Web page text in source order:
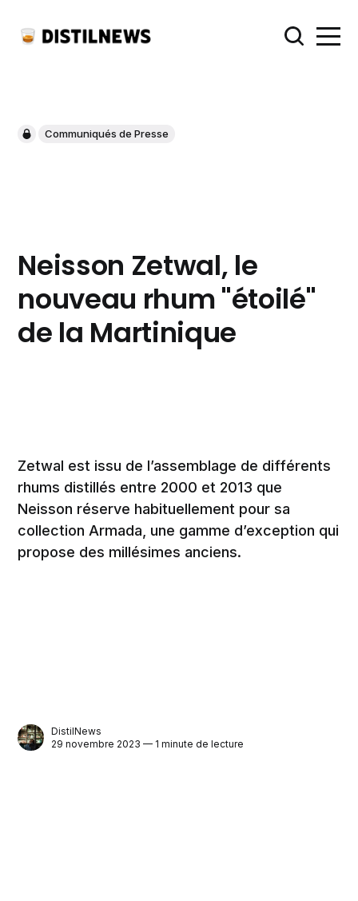
Communiqués de Presse
Neisson Zetwal, le
nouveau rhum "étoilé"
de la Martinique
Zetwal est issu de l’assemblage de différents
rhums distillés entre 2000 et 2013 que
Neisson réserve habituellement pour sa
collection Armada, une gamme d’exception qui
propose des millésimes anciens.
DistilNews
29 novembre 2023 — 1 minute de lecture